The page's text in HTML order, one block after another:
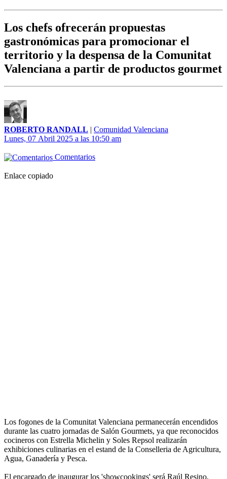
Los chefs ofrecerán propuestas
gastronómicas para promocionar el
territorio y la despensa de la Comunitat
Valenciana a partir de productos gourmet
ROBERTO RANDALL | Comunidad Valenciana
Lunes, 07 Abril 2025 a las 10:50 am
Comentarios
Enlace copiado
Los fogones de la Comunitat Valenciana permanecerán encendidos
durante las cuatro jornadas de Salón Gourmets, ya que reconocidos
cocineros con Estrella Michelin y Soles Repsol realizarán
exhibiciones culinarias en el estand de la Conselleria de Agricultura,
Agua, Ganadería y Pesca.
El encargado de inaugurar los 'showcookings' será Raúl Resino,